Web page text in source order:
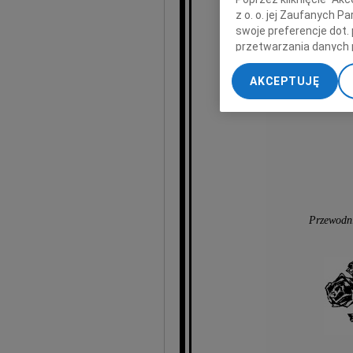
z o. o. jej Zaufanych
swoje preferencje dot.
przetwarzania danych
„Ustawienia
My, nasi Zaufani
dokładnych danych
Przechowywanie
treści, badnie
AKCEPTUJĘ